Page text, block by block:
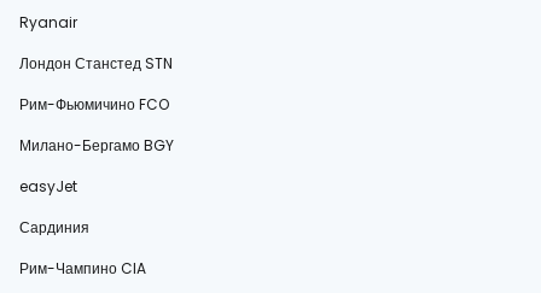
Ryanair
Лондон Станстед STN
Рим-Фьюмичино FCO
Милано-Бергамо BGY
easyJet
Сардиния
Рим-Чампино CIA